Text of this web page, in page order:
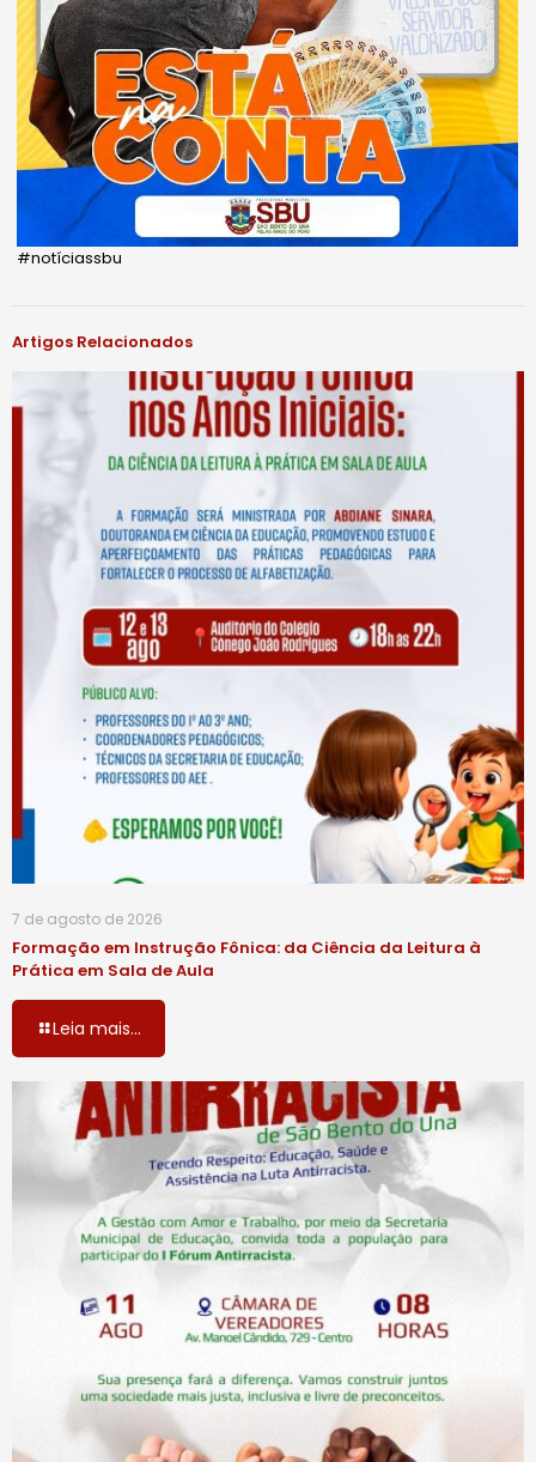
#notíciassbu
Artigos Relacionados
7 de agosto de 2026
Formação em Instrução Fônica: da Ciência da Leitura à
Prática em Sala de Aula
Leia mais...